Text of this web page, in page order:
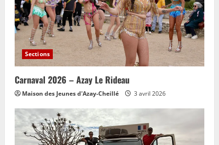
Sections
Carnaval 2026 – Azay Le Rideau
Maison des Jeunes d'Azay-Cheillé 3 avril 2026